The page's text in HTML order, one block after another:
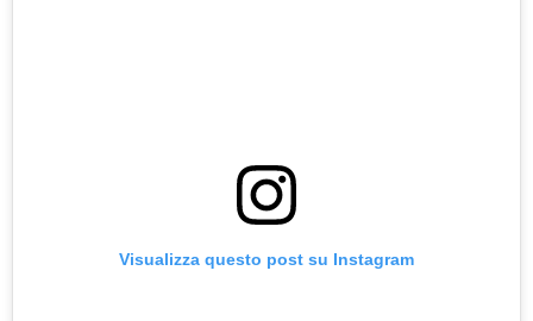
Visualizza questo post su Instagram